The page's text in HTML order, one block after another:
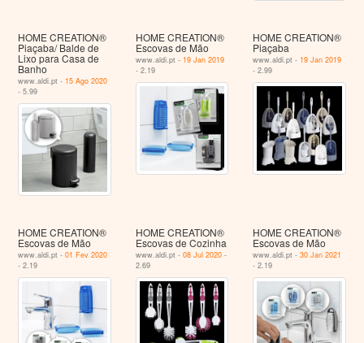
HOME CREATION®
Piaçaba/ Balde de
Lixo para Casa de
Banho
www.aldi.pt - 15 Ago 2020
- 5.99
HOME CREATION®
Escovas de Mão
www.aldi.pt - 19 Jan 2019
- 2.19
HOME CREATION®
Piaçaba
www.aldi.pt - 19 Jan 2019
- 2.99
HOME CREATION®
Escovas de Mão
www.aldi.pt -01 Fev 2020
- 2.19
HOME CREATION®
Escovas de Cozinha
www.aldi.pt - 08 Jul 2020-
2.69
HOME CREATION®
Escovas de Mão
www.aldi.pt -30 Jan 2021
- 2.19